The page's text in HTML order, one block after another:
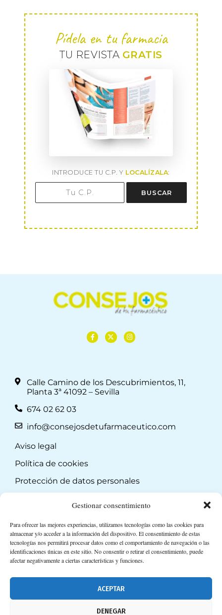
Gestionar consentimiento
Para ofrecer las mejores experiencias, utilizamos tecnologías como las cookies para
almacenar y/o acceder a la información del dispositivo. El consentimiento de estas
tecnologías nos permitirá procesar datos como el comportamiento de navegación o las
identificaciones únicas en este sitio. No consentir o retirar el consentimiento, puede
afectar negativamente a ciertas características y funciones.
ACEPTAR
DENEGAR
Pídela en tu farmacia
TU REVISTA GRATIS
INTRODUCE TU C.P. Y LOCALÍZALA:
BUSCAR
Calle Camino de los Descubrimientos, 11,
Planta 3ª 41092 – Sevilla
674 02 62 03
info@consejosdetufarmaceutico.com
Aviso legal
Política de cookies
Protección de datos personales